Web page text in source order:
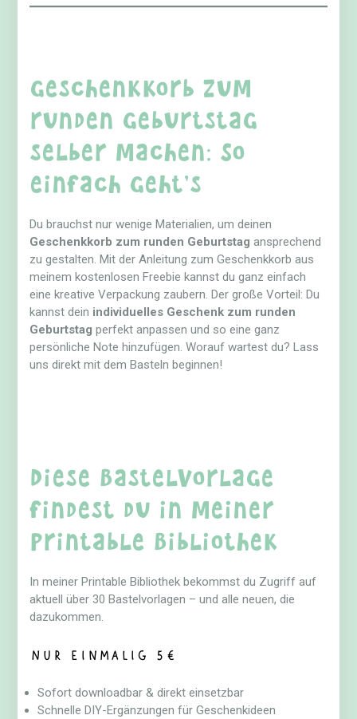
Geschenkkorb zum
runden Geburtstag
selber machen: So
einfach geht’s
Du brauchst nur wenige Materialien, um deinen
Geschenkkorb zum runden Geburtstag ansprechend
zu gestalten. Mit der Anleitung zum Geschenkkorb aus
meinem kostenlosen Freebie kannst du ganz einfach
eine kreative Verpackung zaubern. Der große Vorteil: Du
kannst dein individuelles Geschenk zum runden
Geburtstag perfekt anpassen und so eine ganz
persönliche Note hinzufügen. Worauf wartest du? Lass
uns direkt mit dem Basteln beginnen!
Diese Bastelvorlage
findest du in meiner
Printable Bibliothek
In meiner Printable Bibliothek bekommst du Zugriff auf
aktuell über 30 Bastelvorlagen – und alle neuen, die
dazukommen.
Nur einmalig 5€
Sofort downloadbar & direkt einsetzbar
Schnelle DIY-Ergänzungen für Geschenkideen